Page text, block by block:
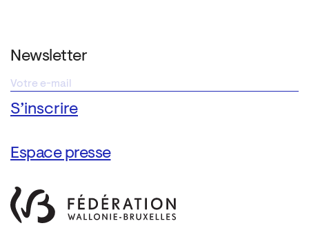
Newsletter
Espace presse